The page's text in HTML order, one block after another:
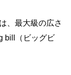
、最大級の広さ
bill（ビッグビ